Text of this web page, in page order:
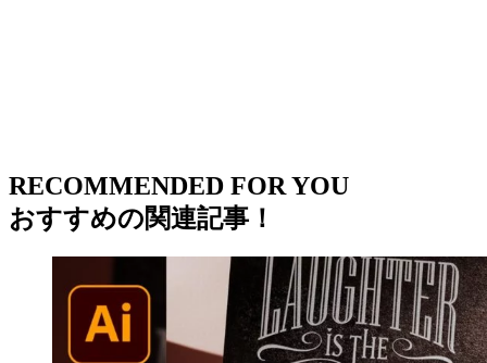
RECOMMENDED FOR YOU
おすすめの関連記事！